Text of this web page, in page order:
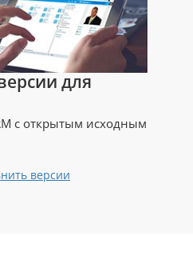
для
с открытым исходным
версии